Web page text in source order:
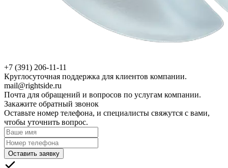
+7 (391) 206-11-11
Круглосуточная поддержка для клиентов компании.
mail@rightside.ru
Почта для обращений и вопросов по услугам компании.
Закажите обратный звонок
Оставьте номер телефона, и специалисты свяжутся с вами,
чтобы уточнить вопрос.
Оставить заявку